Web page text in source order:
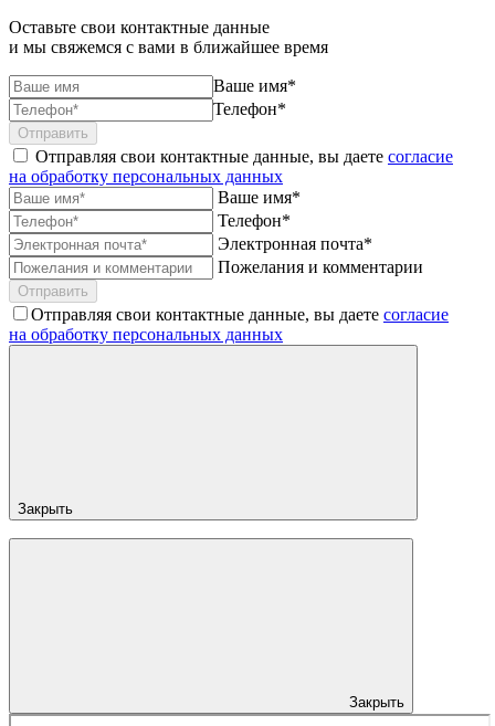
Оставьте свои контактные данные
и мы свяжемся с вами в ближайшее время
Ваше имя*
Телефон*
Отправить
Отправляя свои контактные данные, вы даете согласие
на обработку персональных данных
Ваше имя*
Телефон*
Электронная почта*
Пожелания и комментарии
Отправить
Отправляя свои контактные данные, вы даете согласие
на обработку персональных данных
Закрыть
Закрыть